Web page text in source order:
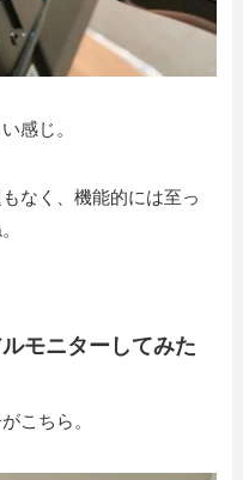
感じ。
なく、機能的には至っ
モニターしてみた
こちら。